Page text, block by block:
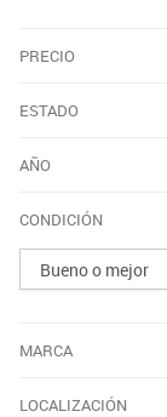
PRECIO
ESTADO
AÑO
CONDICIÓN
MARCA
LOCALIZACIÓN